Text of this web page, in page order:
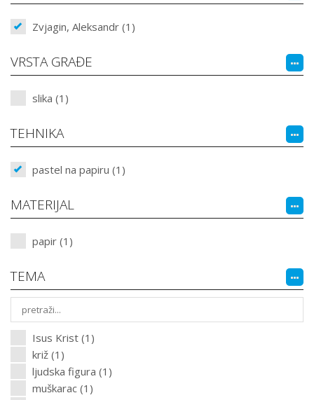
Zvjagin, Aleksandr (1)
VRSTA GRAĐE
slika (1)
TEHNIKA
pastel na papiru (1)
MATERIJAL
papir (1)
TEMA
Isus Krist (1)
križ (1)
ljudska figura (1)
muškarac (1)